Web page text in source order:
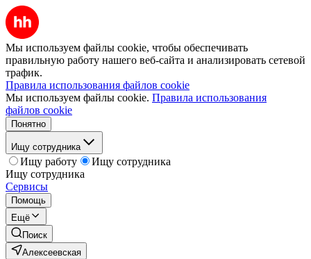
Мы используем файлы cookie, чтобы обеспечивать
правильную работу нашего веб-сайта и анализировать сетевой
трафик.
Правила использования файлов cookie
Мы используем файлы cookie. Правила использования
файлов cookie
Понятно
Ищу сотрудника
Ищу работу
Ищу сотрудника
Ищу сотрудника
Сервисы
Помощь
Ещё
Поиск
Алексеевская